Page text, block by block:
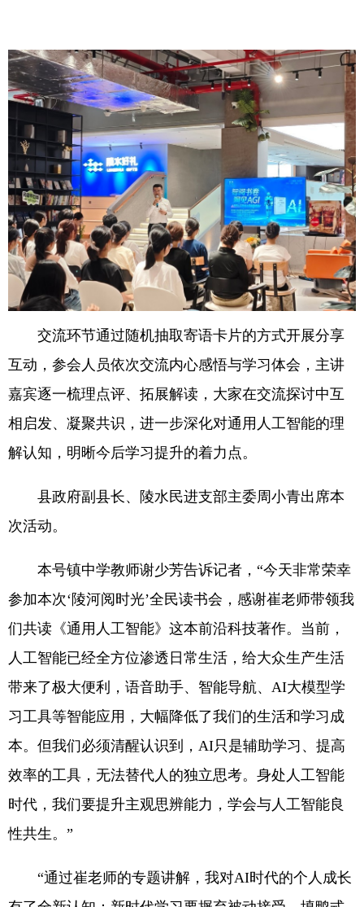
交流环节通过随机抽取寄语卡片的方式开展分享
互动，参会人员依次交流内心感悟与学习体会，主讲
嘉宾逐一梳理点评、拓展解读，大家在交流探讨中互
相启发、凝聚共识，进一步深化对通用人工智能的理
解认知，明晰今后学习提升的着力点。
县政府副县长、陵水民进支部主委周小青出席本
次活动。
本号镇中学教师谢少芳告诉记者，“今天非常荣幸
参加本次‘陵河阅时光’全民读书会，感谢崔老师带领我
们共读《通用人工智能》这本前沿科技著作。当前，
人工智能已经全方位渗透日常生活，给大众生产生活
带来了极大便利，语音助手、智能导航、AI大模型学
习工具等智能应用，大幅降低了我们的生活和学习成
本。但我们必须清醒认识到，AI只是辅助学习、提高
效率的工具，无法替代人的独立思考。身处人工智能
时代，我们要提升主观思辨能力，学会与人工智能良
性共生。”
“通过崔老师的专题讲解，我对AI时代的个人成长